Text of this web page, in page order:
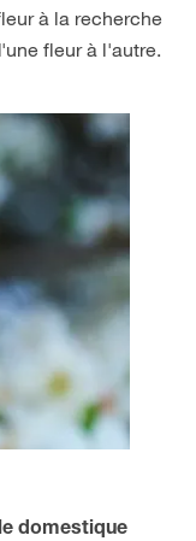
à la recherche
fleur à l'autre.
domestique